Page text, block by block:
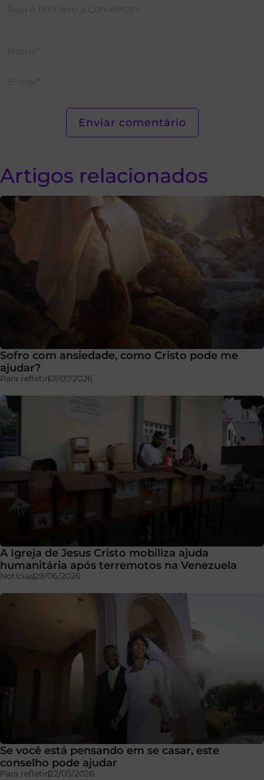
Artigos relacionados
Sofro com ansiedade, como Cristo pode me
ajudar?
Para refletir01/07/2026
A Igreja de Jesus Cristo mobiliza ajuda
humanitária após terremotos na Venezuela
Notícias29/06/2026
Se você está pensando em se casar, este
conselho pode ajudar
Para refletir22/05/2026